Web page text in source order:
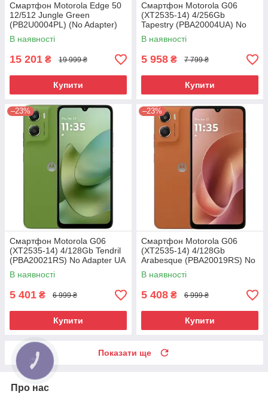
Смартфон Motorola Edge 50
12/512 Jungle Green
(PB2U0004PL) (No Adapter)
UA UCRF
В наявності
15 201 ₴ 19 999 ₴
Купити
Смартфон Motorola G06
(XT2535-14) 4/256Gb
Tapestry (PBA20004UA) No
Adapter UA UCRF
В наявності
5 958 ₴ 7 799 ₴
Купити
–23%
Смартфон Motorola G06
(XT2535-14) 4/128Gb Tendril
(PBA20021RS) No Adapter UA
UCRF
В наявності
5 401 ₴ 6 999 ₴
Купити
–23%
Смартфон Motorola G06
(XT2535-14) 4/128Gb
Arabesque (PBA20019RS) No
Adapter UA UCRF
В наявності
5 408 ₴ 6 999 ₴
Купити
Показати ще
Про нас